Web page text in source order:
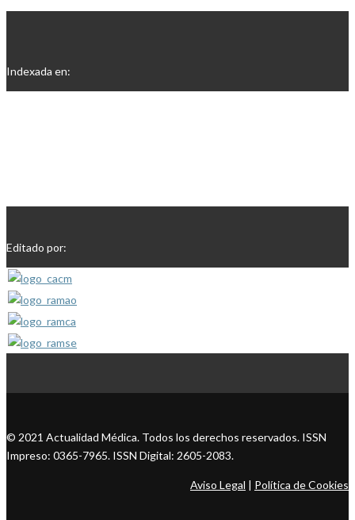
Indexada en:
Editado por:
© 2021 Actualidad Médica. Todos los derechos reservados. ISSN
Impreso: 0365-7965. ISSN Digital: 2605-2083.
Aviso Legal | Política de Cookies